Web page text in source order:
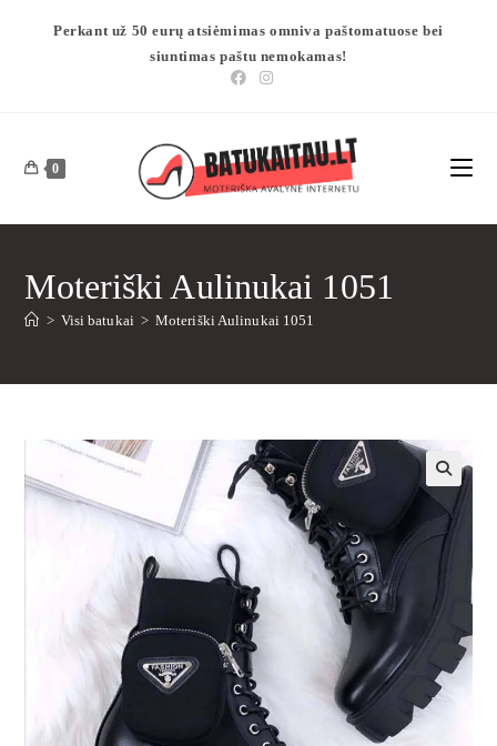
Perkant už 50 eurų atsiėmimas omniva paštomatuose bei
siuntimas paštu nemokamas!
0
Moteriški Aulinukai 1051
> Visi batukai > Moteriški Aulinukai 1051
🔍